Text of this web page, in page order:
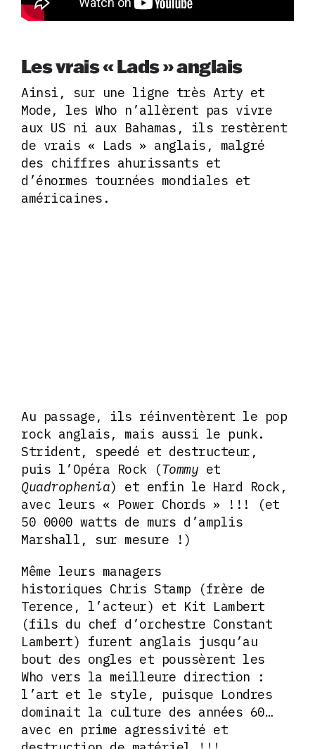
Les vrais « Lads » anglais
Ainsi, sur une ligne très Arty et
Mode, les Who n’allèrent pas vivre
aux US ni aux Bahamas, ils restèrent
de vrais « Lads » anglais, malgré
des chiffres ahurissants et
d’énormes tournées mondiales et
américaines.
Au passage, ils réinventèrent le pop
rock anglais, mais aussi le punk.
Strident, speedé et destructeur,
puis l’Opéra Rock (Tommy et
Quadrophenia) et enfin le Hard Rock,
avec leurs « Power Chords » !!! (et
50 0000 watts de murs d’amplis
Marshall, sur mesure !)
Même leurs managers
historiques Chris Stamp (frère de
Terence, l’acteur) et Kit Lambert
(fils du chef d’orchestre Constant
Lambert) furent anglais jusqu’au
bout des ongles et poussèrent les
Who vers la meilleure direction :
l’art et le style, puisque Londres
dominait la culture des années 60…
avec en prime agressivité et